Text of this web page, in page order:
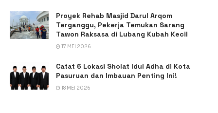
Proyek Rehab Masjid Darul Arqom
Terganggu, Pekerja Temukan Sarang
Tawon Raksasa di Lubang Kubah Kecil
17 MEI 2026
Catat 6 Lokasi Sholat Idul Adha di Kota
Pasuruan dan Imbauan Penting Ini!
18 MEI 2026